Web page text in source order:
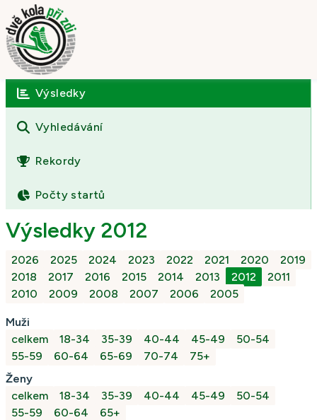
Úvod
O závodě
Výsledky
Fotogalerie
Kontakt
Výsledky
Vyhledávání
Rekordy
Počty startů
Výsledky 2012
2026 2025 2024 2023 2022 2021 2020
2019
2018
2017 2016 2015 2014 2013 2012
2011
2010
2009 2008 2007 2006 2005
Muži
celkem
18-34 35-39 40-44 45-49
50-54
55-59
60-64 65-69 70-74
75+
Ženy
celkem
18-34 35-39 40-44 45-49
50-54
55-59
60-64
65+